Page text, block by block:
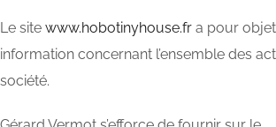
Le site www.hobotinyhouse.fr a pour
information concernant l’ensemble des
société.